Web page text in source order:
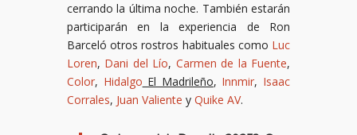
cerrando la última noche. También estarán
participarán en la experiencia de Ron
Barceló otros rostros habituales como Luc
Loren, Dani del Lío, Carmen de la Fuente,
Color, Hidalgo El Madrileño, Innmir, Isaac
Corrales, Juan Valiente y Quike AV.